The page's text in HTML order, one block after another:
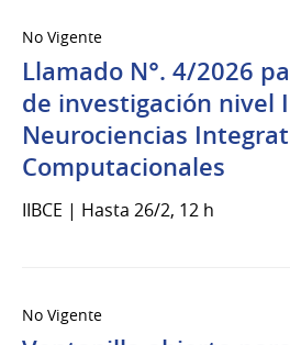
No Vigente
Llamado N°. 4/2026
de investigación nivel
Neurociencias
Computacionales
IIBCE | Hasta 26/2, 12 h
No Vigente